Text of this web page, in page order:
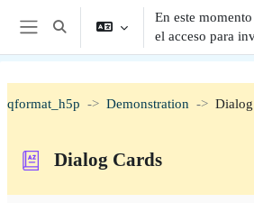
Salta al contenido principal
Panel lateral
Selector de búsqueda de entrada
En este
el acceso para
qformat_h5p Demonstration
Dialog Cards